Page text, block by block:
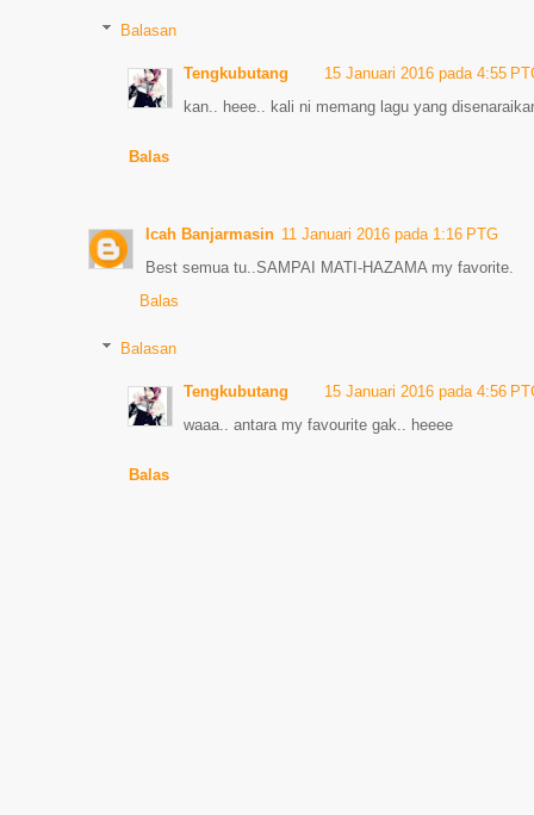
Balasan
Tengkubutang
15 Januari 2016 pada 4:55
kan.. heee.. kali ni memang lagu yang
Balas
Icah Banjarmasin 11 Januari 2016 pada 1:16 PTG
Best semua tu..SAMPAI MATI-HAZAMA my favorite.
Balas
Balasan
Tengkubutang
15 Januari 2016 pada 4:56
waaa.. antara my favourite gak.. heeee
Balas